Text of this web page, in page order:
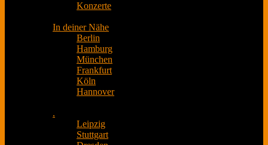
Konzerte
In deiner Nähe
Berlin
Hamburg
München
Frankfurt
Köln
Hannover
.
Leipzig
Stuttgart